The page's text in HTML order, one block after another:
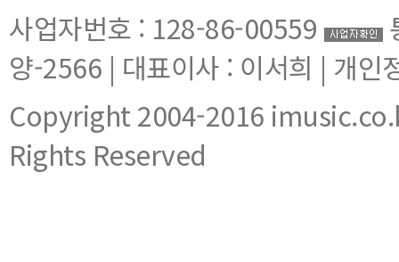
사업자번호 : 128-86-00559
양-2566 | 대표이사 : 이서희 | 개인
Copyright 2004-2016
Rights Reserved